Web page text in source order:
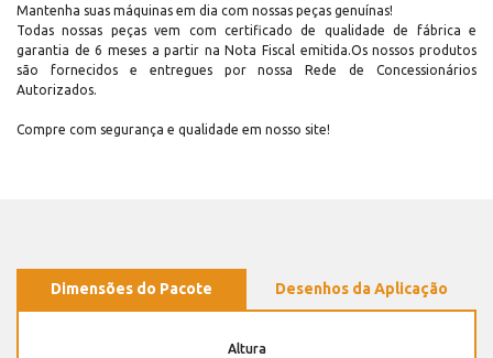
Mantenha suas máquinas em dia com nossas peças genuínas!
Todas nossas peças vem com certificado de qualidade de fábrica e
garantia de 6 meses a partir na Nota Fiscal emitida.Os nossos produtos
são fornecidos e entregues por nossa Rede de Concessionários
Autorizados.
Compre com segurança e qualidade em nosso site!
Dimensões do Pacote Desenhos da Aplicação
Altura